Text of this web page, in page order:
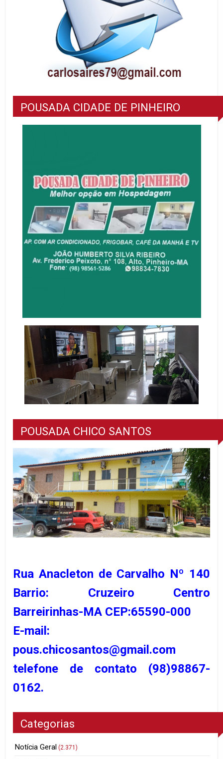
POUSADA CIDADE DE PINHEIRO
POUSADA CHICO SANTOS
Rua Anacleton de Carvalho Nº 140
Barrio: Cruzeiro Centro
Barreirinhas-MA CEP:65590-000
E-mail:
pous.chicosantos@gmail.com
telefone de contato (98)98867-
0162.
Categorias
Notícia Geral (2.371)